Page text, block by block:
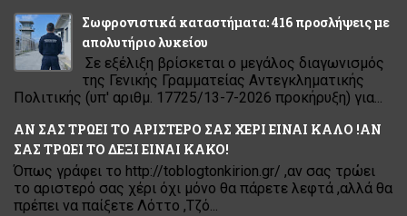
Σωφρονιστικά καταστήματα: 416 προσλήψεις με
απολυτήριο λυκείου
Σε εξέλιξη βρίσκεται ο μεγάλος διαγωνισμός
της Γενικής Γραμματείας Αντεγκληματικής
Πολιτικής (υπ' αριθμ. 17725/13-7-2026 προκήρυξη) για...
ΑΝ ΣΑΣ ΤΡΩΕΙ ΤΟ ΑΡΙΣΤΕΡΟ ΣΑΣ ΧΕΡΙ ΕΙΝΑΙ ΚΑΛΟ !ΑΝ
ΣΑΣ ΤΡΩΕΙ ΤΟ ΔΕΞΙ ΕΙΝΑΙ ΚΑΚΟ!
Όπως γράφει το http://toblogtonkirion.gr/ ,αν σας τρώει
το αριστερό σας χέρι όχι μόνο θα πάρετε λεφτά ,αλλά θα
πρέπει να παίξετε Λόττο ,Τζό...